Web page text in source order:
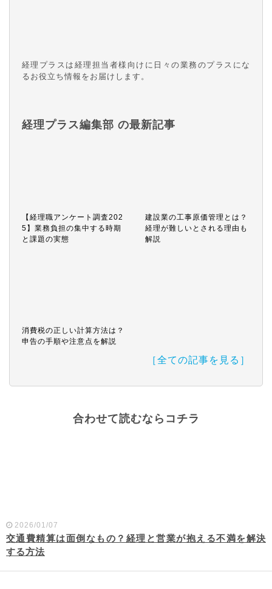
経理プラスは経理担当者様向けに日々の業務のプラスにな
るお役立ち情報をお届けします。
経理プラス編集部 の最新記事
【経理職アンケート調査202
5】業務負担の集中する時期
と課題の実態
建設業の工事原価管理とは？
経理が難しいとされる理由も
解説
消費税の正しい計算方法は？
申告の手順や注意点を解説
［全ての記事を見る］
合わせて読むならコチラ
2026/01/07
交通費精算は面倒なもの？経理と営業が抱える不満を解決
する方法